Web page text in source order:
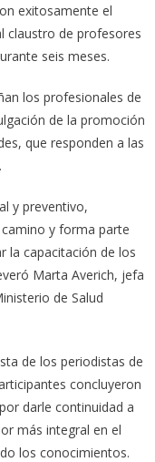
exitosamente el
claustro de profesores
seis meses.
los profesionales de
de la promoción
que responden a las
y preventivo,
y forma parte
la capacitación de los
Marta Averich, jefa
de Salud
de los periodistas de
concluyeron
darle continuidad a
más integral en el
los conocimientos.